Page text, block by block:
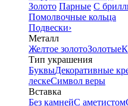
Золото Парные С
Помолвочные кольца
Подвески›
Металл
Желтое золотоЗолотые
Тип украшения
БуквыДекоративные
лескеСимвол веры
Вставка
Без камнейС аметистом